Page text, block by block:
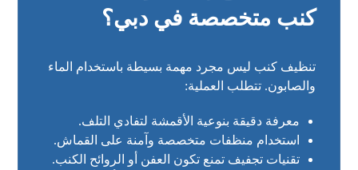
كنب متخصصة في دبي؟
تنظيف كنب ليس مجرد مهمة بسيطة باستخدام الماء
والصابون. تتطلب العملية:
معرفة دقيقة بنوعية الأقمشة لتفادي التلف.
استخدام منظفات متخصصة وآمنة على القماش.
تقنيات تجفيف تمنع تكون العفن أو الروائح الكنب.